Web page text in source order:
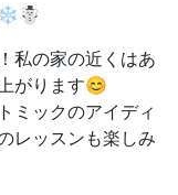
❄☃
私の家の近くはあ
がります😊
ミックのアイディ
レッスンも楽しみ